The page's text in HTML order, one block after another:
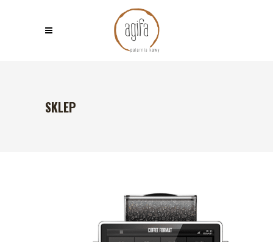
SKLEP